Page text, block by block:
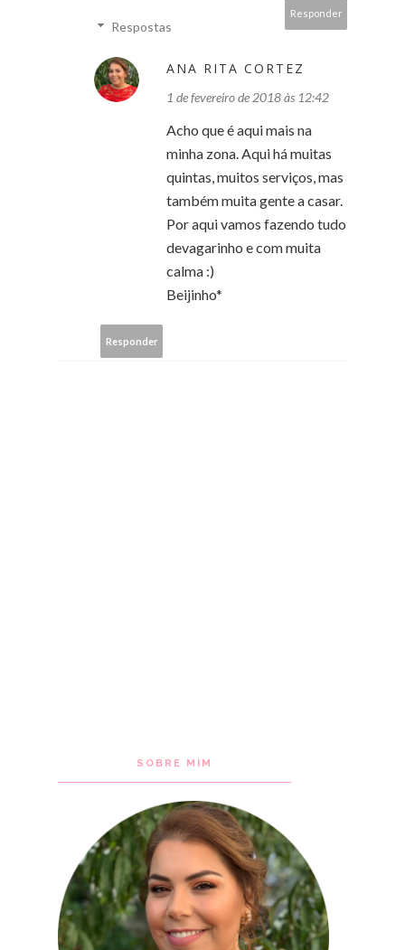
Responder
Respostas
ANA RITA CORTEZ
1 de fevereiro de 2018 às 12:42
Acho que é aqui mais na
minha zona. Aqui há muitas
quintas, muitos serviços, mas
também muita gente a casar.
Por aqui vamos fazendo tudo
devagarinho e com muita
calma :)
Beijinho*
Responder
SOBRE MIM